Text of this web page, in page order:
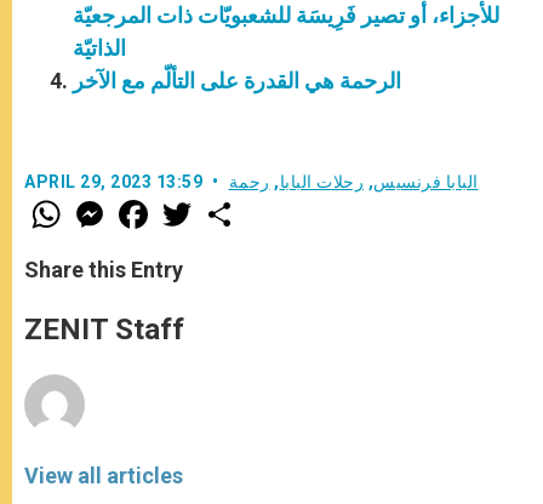
للأجزاء، أو تصير فَرِيسَة للشعبويّات ذات المرجعيّة
الذاتيّة
الرحمة هي القدرة على التألّم مع الآخر
APRIL 29, 2023 13:59 البابا فرنسيس, رحلات البابا, رحمة
W
h
t
s
p
p
M
e
s
e
g
e
F
a
e
b
o
k
w
Share this Entry
ZENIT Staff
View all articles